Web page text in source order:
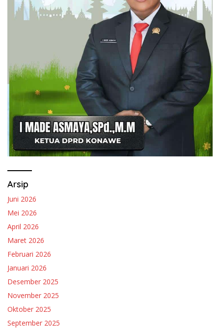
Arsip
Juni 2026
Mei 2026
April 2026
Maret 2026
Februari 2026
Januari 2026
Desember 2025
November 2025
Oktober 2025
September 2025